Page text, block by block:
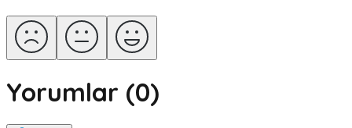
Yorumlar (0)